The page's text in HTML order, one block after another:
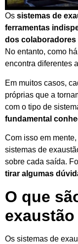
Os sistemas de
ferramentas
dos colaboradores
No entanto, como
encontra diferentes
Em muitos casos,
próprias que a
com o tipo de
fundamental
Com isso em
sistemas de
sobre cada saída.
tirar algumas
O que
Os sistemas de